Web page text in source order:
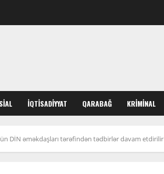
İQTISADIYYAT QARABAĞ KRIMINAL
DİN əməkdaşları tərəfindən tədbirlər davam etdirilir